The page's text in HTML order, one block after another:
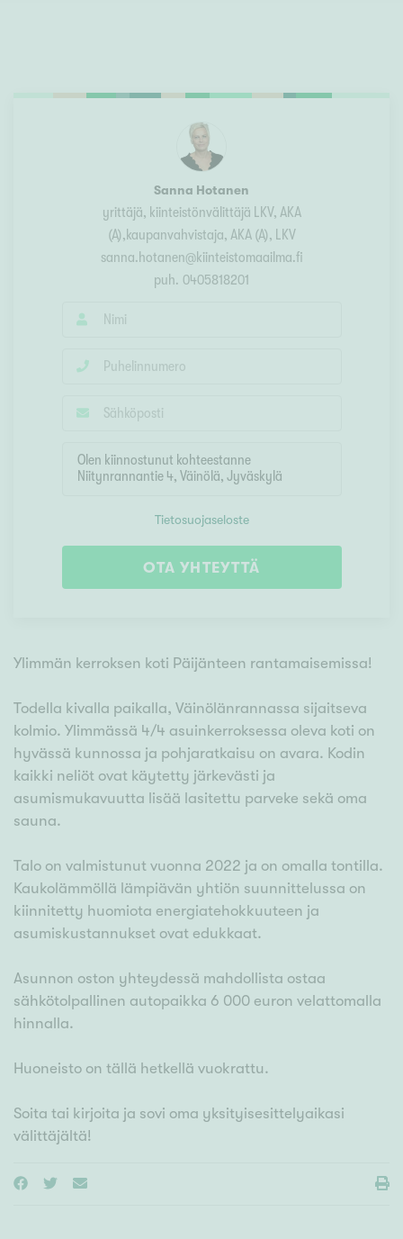
Sanna Hotanen
yrittäjä, kiinteistönvälittäjä LKV, AKA
(A),kaupanvahvistaja, AKA (A), LKV
sanna.hotanen@kiinteistomaailma.fi
puh. 0405818201
Tietosuojaseloste
OTA YHTEYTTÄ
Ylimmän kerroksen koti Päijänteen rantamaisemissa!
Todella kivalla paikalla, Väinölänrannassa sijaitseva
kolmio. Ylimmässä 4/4 asuinkerroksessa oleva koti on
hyvässä kunnossa ja pohjaratkaisu on avara. Kodin
kaikki neliöt ovat käytetty järkevästi ja
asumismukavuutta lisää lasitettu parveke sekä oma
sauna.
Talo on valmistunut vuonna 2022 ja on omalla tontilla.
Kaukolämmöllä lämpiävän yhtiön suunnittelussa on
kiinnitetty huomiota energiatehokkuuteen ja
asumiskustannukset ovat edukkaat.
Asunnon oston yhteydessä mahdollista ostaa
sähkötolpallinen autopaikka 6 000 euron velattomalla
hinnalla.
Huoneisto on tällä hetkellä vuokrattu.
Soita tai kirjoita ja sovi oma yksityisesittelyaikasi
välittäjältä!